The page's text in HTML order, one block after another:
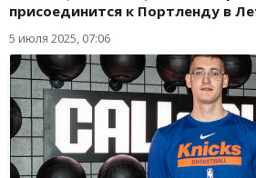
присоединится к Портленду в
5 июля 2025, 07:06